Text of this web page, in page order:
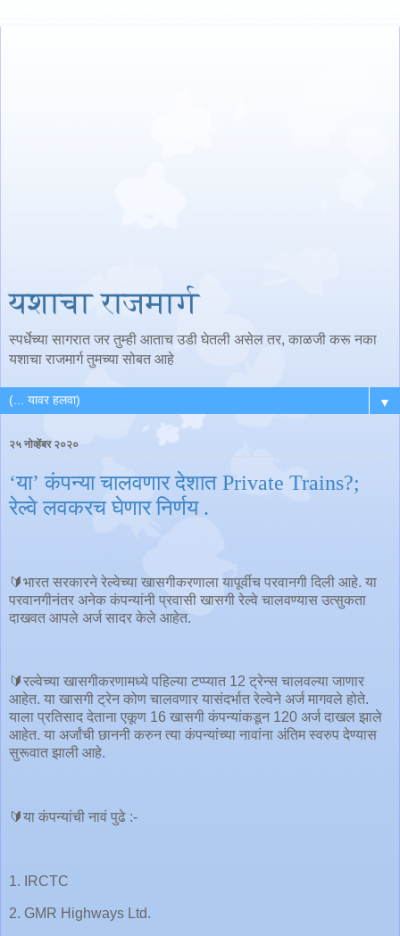
यशाचा राजमार्ग
स्पर्धेच्या सागरात जर तुम्ही आताच उडी घेतली असेल तर, काळजी करू नका
यशाचा राजमार्ग तुमच्या सोबत आहे
▼
२५ नोव्हेंबर २०२०
‘या’ कंपन्या चालवणार देशात Private Trains?;
रेल्वे लवकरच घेणार निर्णय .
🔰भारत सरकारने रेल्वेच्या खासगीकरणाला यापूर्वीच परवानगी दिली आहे. या
परवानगीनंतर अनेक कंपन्यांनी प्रवासी खासगी रेल्वे चालवण्यास उत्सुकता
दाखवत आपले अर्ज सादर केले आहेत.
🔰रल्वेच्या खासगीकरणामध्ये पहिल्या टप्प्यात 12 ट्रेन्स चालवल्या जाणार
आहेत. या खासगी ट्रेन कोण चालवणार यासंदर्भात रेल्वेने अर्ज मागवले होते.
याला प्रतिसाद देताना एकूण 16 खासगी कंपन्यांकडून 120 अर्ज दाखल झाले
आहेत. या अर्जांची छाननी करुन त्या कंपन्यांच्या नावांना अंतिम स्वरुप देण्यास
सुरूवात झाली आहे.
🔰या कंपन्यांची नावं पुढे :-
1. IRCTC
2. GMR Highways Ltd.